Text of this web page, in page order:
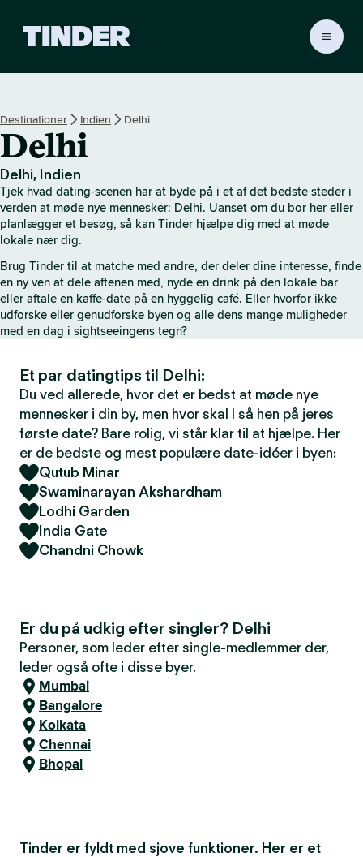
r
a
r
t
d
e
Destinationer Indien Delhi
Delhi
Delhi, Indien
Tjek hvad dating-scenen har at byde på i et af det bedste steder i
verden at møde nye mennesker: Delhi. Uanset om du bor her eller
planlægger et besøg, så kan Tinder hjælpe dig med at møde
lokale nær dig.
Brug Tinder til at matche med andre, der deler dine interesse, finde
en ny ven at dele aftenen med, nyde en drink på den lokale bar
eller aftale en kaffe-date på en hyggelig café. Eller hvorfor ikke
udforske eller genudforske byen og alle dens mange muligheder
med en dag i sightseeingens tegn?
Et par datingtips til Delhi:
Du ved allerede, hvor det er bedst at møde nye
mennesker i din by, men hvor skal I så hen på jeres
første date? Bare rolig, vi står klar til at hjælpe. Her
er de bedste og mest populære date-idéer i byen:
Qutub Minar
Swaminarayan Akshardham
Lodhi Garden
India Gate
Chandni Chowk
Er du på udkig efter singler? Delhi
Personer, som leder efter single-medlemmer der,
leder også ofte i disse byer.
Mumbai
Bangalore
Kolkata
Chennai
Bhopal
Tinder er fyldt med sjove funktioner. Her er et